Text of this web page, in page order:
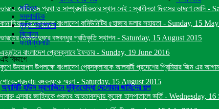
ভারতে জাতিভেদ প্রথা ও সাম্প্রদায়িকতার স্থান নেই : স্বাধীনতা দিবসের ভাষণে মোদি -
কানাডিয়ান রেডক্রসকে বাংলাদেশ কমিউনিটির ৫হাজার ডলার সহায়তা - Sunday, 15
ভারতের মোমজাদুঘরে বঙ্গবন্ধুর প্রতিকৃতি স্থাপন- Saturday, 15 August 2015
এডমন্টনে বাংলাদেশ প্রেসক্লাবে ইফতার- Sunday, 19 June 2016
কুশে উদযাপন উপলক্ষে বাংলাদেশ প্রেসক্লাবকে আলবার্টা প্রদেশের প্রিমিয়ার জিম এর আগাম
শোকে-শ্রদ্ধায় বঙ্গবন্ধুকে স্মরণ- Saturday, 15 August 2015
দাবারু এসরার জাহিদকে গুরুতর আহতাবস্থায় কুমেক হাসপাতালে ভর্তি- Wednesday, 16
সাহিত্য
সমসাময়িক
মুক্ত আলোচনা
বিনোদন
ফটোগ্যালারী
এই বিভাগে
অ্যামিটি হাউস ম্যাগাজিনে মুক্তিযোদ্ধা দেলোয়ার জাহিদের গল্প